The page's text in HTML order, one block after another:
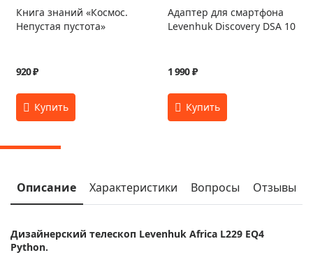
Книга знаний «Космос.
Непустая пустота»
920 ₽
Адаптер для смартфона
Levenhuk Discovery DSA 10
1 990 ₽
Описание Характеристики Вопросы Отзывы
Дизайнерский телескоп Levenhuk Africa L229 EQ4
Python.